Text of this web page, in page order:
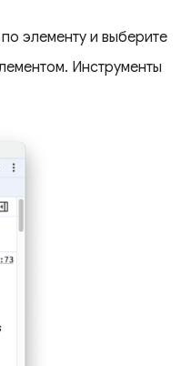
элементу и выберите
Инструменты